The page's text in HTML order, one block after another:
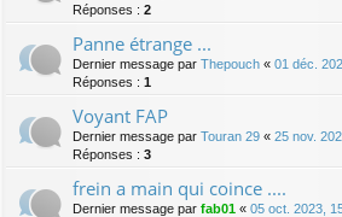
Réponses : 2
Panne étrange ...
Dernier message par Thepouch « 01 déc.
Réponses : 1
Voyant FAP
Dernier message par Touran 29 « 25 nov.
Réponses : 3
frein a main qui coince ....
Dernier message par fab01 « 05 oct. 2023,